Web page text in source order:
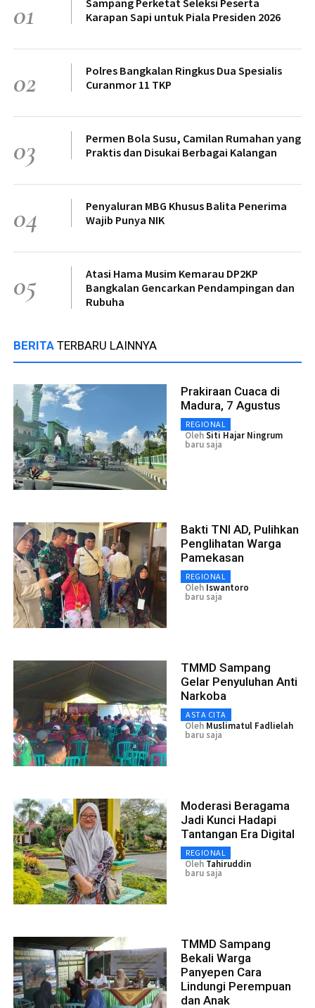
01
Karapan Sapi untuk Piala Presiden 2026
02
Polres Bangkalan Ringkus Dua Spesialis
Curanmor 11 TKP
03
Permen Bola Susu, Camilan Rumahan yang
Praktis dan Disukai Berbagai Kalangan
04
Penyaluran MBG Khusus Balita Penerima
Wajib Punya NIK
05
Atasi Hama Musim Kemarau DP2KP
Bangkalan Gencarkan Pendampingan dan
Rubuha
BERITA TERBARU LAINNYA
Prakiraan Cuaca di
Madura, 7 Agustus
REGIONAL
OlehSiti Hajar Ningrum
baru saja
Bakti TNI AD, Pulihkan
Penglihatan Warga
Pamekasan
REGIONAL
Oleh Iswantoro
baru saja
TMMD Sampang
Gelar Penyuluhan Anti
Narkoba
ASTA CITA
Oleh Muslimatul Fadlielah
baru saja
Moderasi Beragama
Jadi Kunci Hadapi
Tantangan Era Digital
REGIONAL
Oleh Tahiruddin
baru saja
TMMD Sampang
Bekali Warga
Panyepen Cara
Lindungi Perempuan
dan Anak